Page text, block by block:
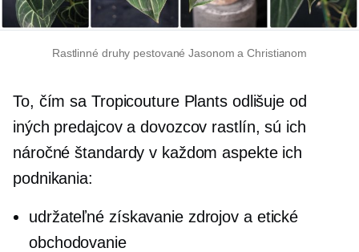
Rastlinné druhy pestované Jasonom a Christianom
To, čím sa Tropicouture Plants odlišuje od
iných predajcov a dovozcov rastlín, sú ich
náročné štandardy v každom aspekte ich
podnikania:
udržateľné získavanie zdrojov a etické
obchodovanie